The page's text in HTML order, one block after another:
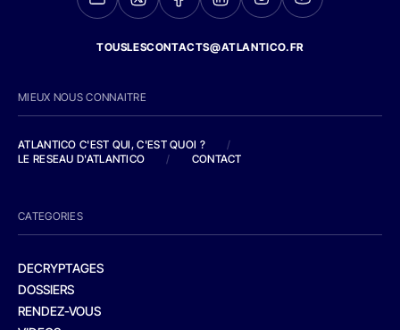
TOUSLESCONTACTS@ATLANTICO.FR
MIEUX NOUS CONNAITRE
ATLANTICO C'EST QUI, C'EST QUOI ?
/
LE RESEAU D'ATLANTICO
/ CONTACT
CATEGORIES
DECRYPTAGES
DOSSIERS
RENDEZ-VOUS